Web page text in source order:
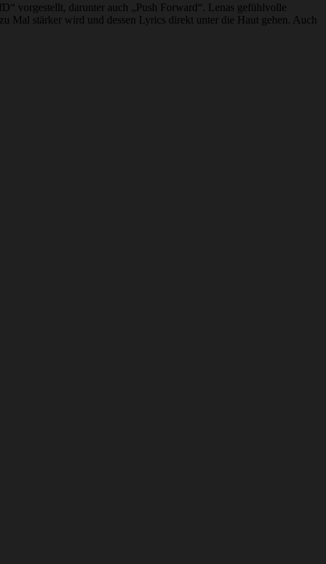
vorgestellt, darunter auch „Push Forward“. Lenas gefühlvolle
Mal stärker wird und dessen Lyrics direkt unter die Haut gehen. Auch